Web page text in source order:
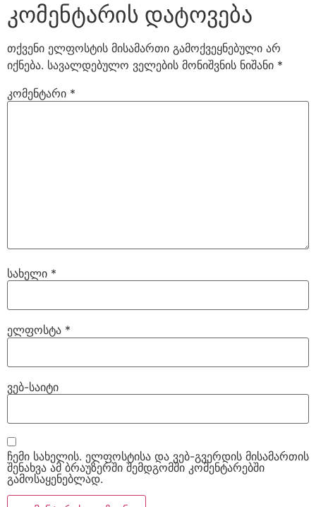
კომენტარის დატოვება
თქვენი ელფოსტის მისამართი გამოქვეყნებული არ
იქნება. სავალდებულო ველების მონიშვნის ნიშანი *
კომენტარი *
სახელი *
ელფოსტა *
ვებ-საიტი
ჩემი სახელის. ელფოსტისა და ვებ-გვერდის მისამართის
შენახვა ამ ბრაუზერში შემდგომში კომენტარებში
გამოსაყენებლად.